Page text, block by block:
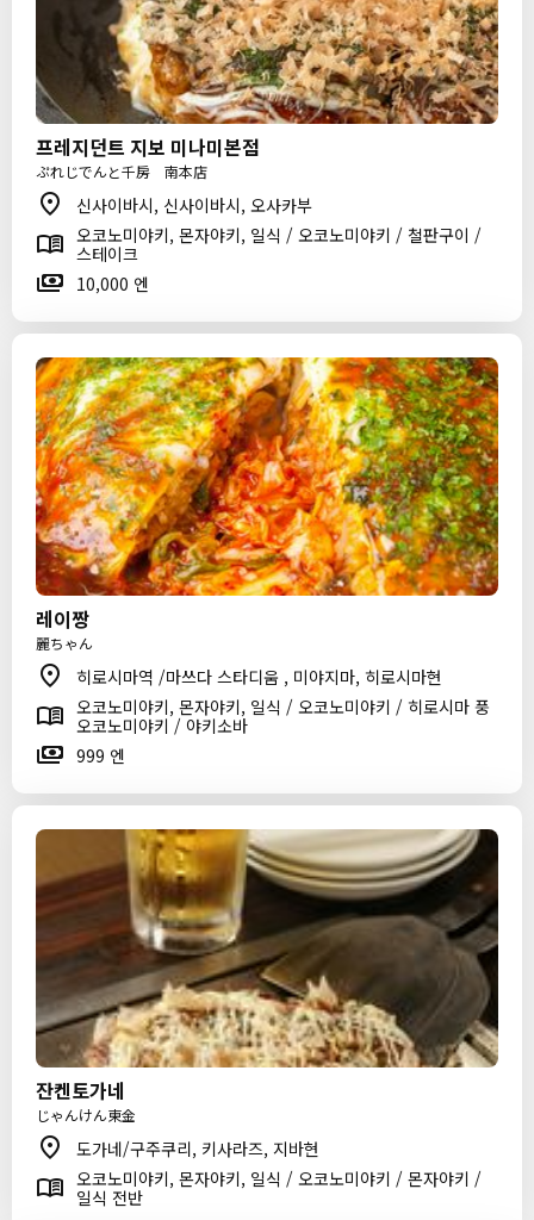
프레지던트 지보 미나미본점
ぷれじでんと千房 南本店
신사이바시, 신사이바시, 오사카부
오코노미야키, 몬자야키, 일식 / 오코노미야키 / 철판구이 /
스테이크
10,000 엔
레이짱
麗ちゃん
히로시마역 /마쓰다 스타디움 , 미야지마, 히로시마현
오코노미야키, 몬자야키, 일식 / 오코노미야키 / 히로시마 풍
오코노미야키 / 야키소바
999 엔
잔켄토가네
じゃんけん東金
도가네/구주쿠리, 키사라즈, 지바현
오코노미야키, 몬자야키, 일식 / 오코노미야키 / 몬자야키 /
일식 전반